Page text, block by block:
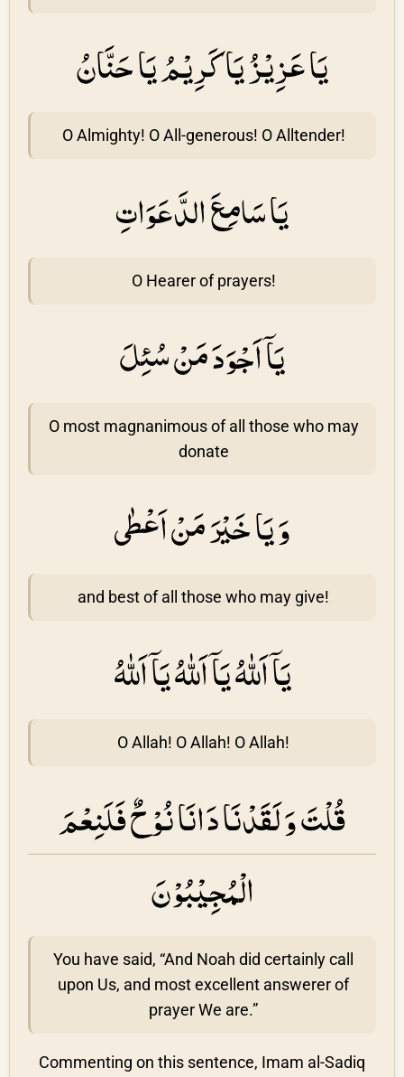
يَا عَزِيْزُ يَا كَرِيْمُ يَا حَنَّانُ
O Almighty! O All-generous! O Alltender!
يَا سَامِعَ الدَّعَوَاتِ
O Hearer of prayers!
يَاۤ اَجْوَدَ مَنْ سُئِلَ
O most magnanimous of all those who may
donate
وَ يَا خَيْرَ مَنْ اَعْطٰى
and best of all those who may give!
يَاۤ اَللهُ يَاۤ اَللهُ يَاۤ اَللهُ
O Allah! O Allah! O Allah!
قُلْتَ وَ لَقَدْنَا دَانَا نُوْحٌ فَلَنِعْمَ
الْمُجِيْبُوْنَ
You have said, “And Noah did certainly call
upon Us, and most excellent answerer of
prayer We are.”
Commenting on this sentence, Imam al-Sadiq